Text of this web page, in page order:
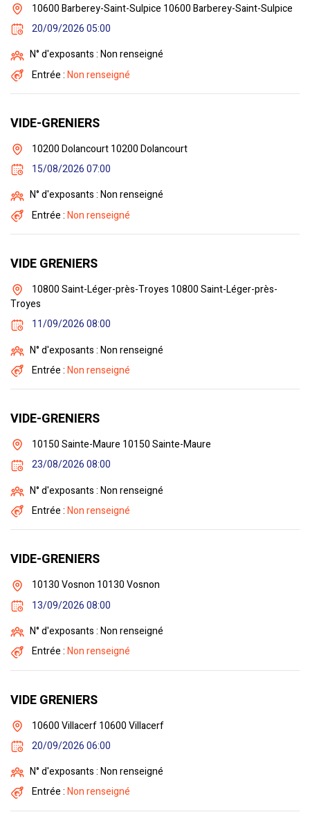
10600 Barberey-Saint-Sulpice 10600 Barberey-Saint-Sulpice
20/09/2026 05:00
N° d'exposants : Non renseigné
Entrée :Non renseigné
VIDE-GRENIERS
10200 Dolancourt 10200 Dolancourt
15/08/2026 07:00
N° d'exposants : Non renseigné
Entrée :Non renseigné
VIDE GRENIERS
10800 Saint-Léger-près-Troyes 10800 Saint-Léger-près-
Troyes
11/09/2026 08:00
N° d'exposants : Non renseigné
Entrée :Non renseigné
VIDE-GRENIERS
10150 Sainte-Maure 10150 Sainte-Maure
23/08/2026 08:00
N° d'exposants : Non renseigné
Entrée :Non renseigné
VIDE-GRENIERS
10130 Vosnon 10130 Vosnon
13/09/2026 08:00
N° d'exposants : Non renseigné
Entrée :Non renseigné
VIDE GRENIERS
10600 Villacerf 10600 Villacerf
20/09/2026 06:00
N° d'exposants : Non renseigné
Entrée :Non renseigné